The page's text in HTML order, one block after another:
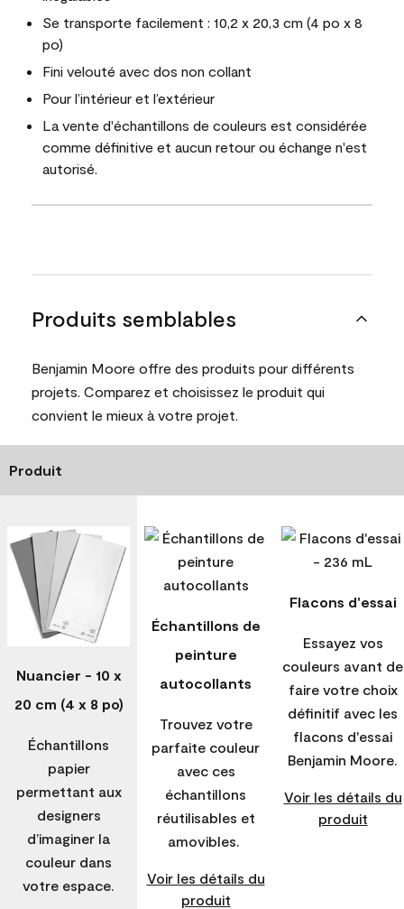
Se transporte facilement : 10,2 x 20,3 cm (4 po x 8
po)
Fini velouté avec dos non collant
Pour l’intérieur et l’extérieur
La vente d'échantillons de couleurs est considérée
comme définitive et aucun retour ou échange n'est
autorisé.
Produits semblables
Benjamin Moore offre des produits pour différents
projets. Comparez et choisissez le produit qui
convient le mieux à votre projet.
Produit
Nuancier - 10 x
20 cm (4 x 8 po)
Échantillons
papier
permettant aux
designers
d’imaginer la
couleur dans
votre espace.
Échantillons de
peinture
autocollants
Trouvez votre
parfaite couleur
avec ces
échantillons
réutilisables et
amovibles.
Voir les détails du
produit
Flacons d'essai
Essayez vos
couleurs avant de
faire votre choix
définitif avec les
flacons d'essai
Benjamin Moore.
Voir les détails du
produit